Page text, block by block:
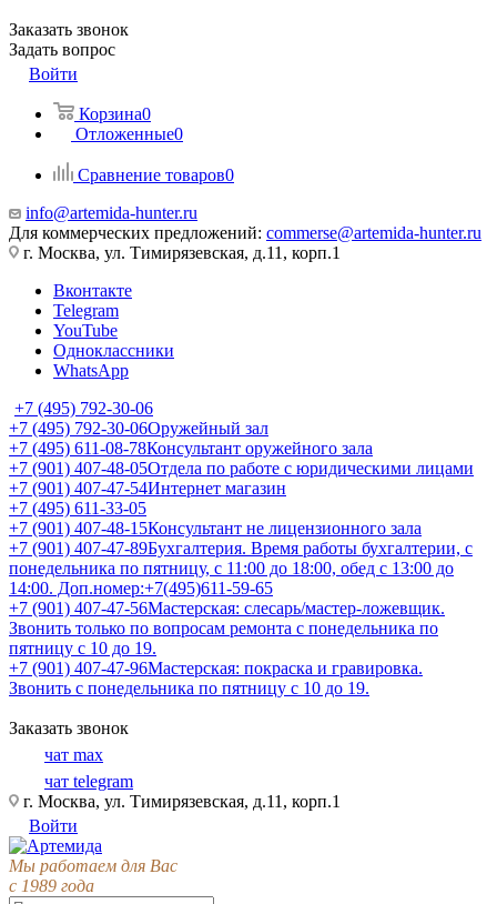
Заказать звонок
Задать вопрос
Войти
Корзина0
Отложенные0
Сравнение товаров0
info@artemida-hunter.ru
Для коммерческих предложений: commerse@artemida-hunter.ru
г. Москва, ул. Тимирязевская, д.11, корп.1
Вконтакте
Telegram
YouTube
Одноклассники
WhatsApp
+7 (495) 792-30-06
+7 (495) 792-30-06Оружейный зал
+7 (495) 611-08-78Консультант оружейного зала
+7 (901) 407-48-05Отдела по работе с юридическими лицами
+7 (901) 407-47-54Интернет магазин
+7 (495) 611-33-05
+7 (901) 407-48-15Консультант не лицензионного зала
+7 (901) 407-47-89Бухгалтерия. Время работы бухгалтерии, с
понедельника по пятницу, с 11:00 до 18:00, обед с 13:00 до
14:00. Доп.номер:+7(495)611-59-65
+7 (901) 407-47-56Мастерская: слесарь/мастер-ложевщик.
Звонить только по вопросам ремонта с понедельника по
пятницу с 10 до 19.
+7 (901) 407-47-96Мастерская: покраска и гравировка.
Звонить с понедельника по пятницу с 10 до 19.
Заказать звонок
чат max
чат telegram
г. Москва, ул. Тимирязевская, д.11, корп.1
Войти
Мы работаем для Вас
с 1989 года